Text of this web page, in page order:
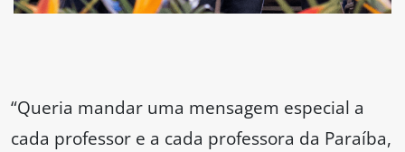
“Queria mandar uma mensagem especial a
cada professor e a cada professora da Paraíba,